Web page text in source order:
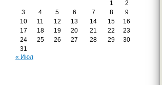
1
2
3
4 5 6 7 8
9
10
11 12 13 14 15
16
17
18 19 20 21 22
23
24
25 26 27 28 29
30
31
« Июл